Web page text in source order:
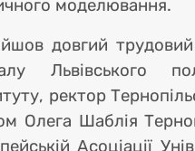
моделювання.
довгий
Львівського
ректор
Олега Шаблія
Асоціації